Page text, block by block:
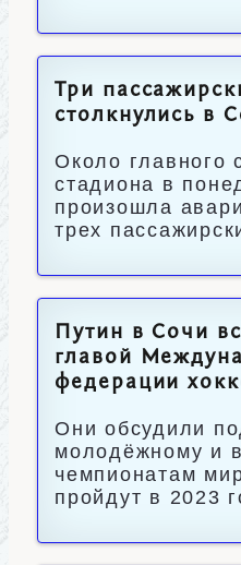
Три
столкнулись в
Около главного
стадиона в
произошла
трех
Путин в Сочи
главой
федерации
Они обсудили
молодёжному и
чемпионатам
пройдут в 2023